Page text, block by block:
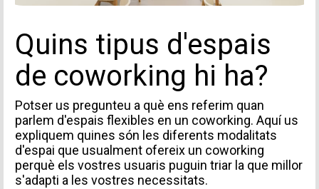
Quins tipus d'espais
de coworking hi ha?
Potser us pregunteu a què ens referim quan
parlem d'espais flexibles en un coworking. Aquí us
expliquem quines són les diferents modalitats
d'espai que usualment ofereix un coworking
perquè els vostres usuaris puguin triar la que millor
s'adapti a les vostres necessitats.